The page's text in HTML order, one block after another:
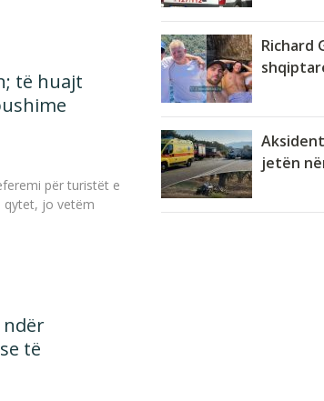
të huajt
për turistët e
qytet, jo vetëm
ndër
të
Richard
jetën